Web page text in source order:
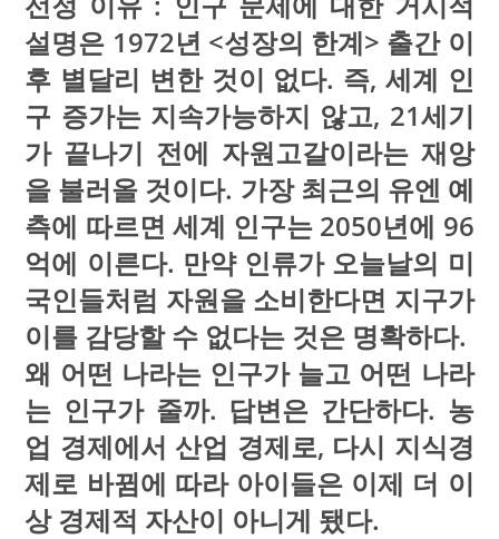
설명은 1972년 <성장의 한계> 출간 이
후 별달리 변한 것이 없다. 즉, 세계 인
구 증가는 지속가능하지 않고, 21세기
가 끝나기 전에 자원고갈이라는 재앙
을 불러올 것이다. 가장 최근의 유엔 예
측에 따르면 세계 인구는 2050년에 96
억에 이른다. 만약 인류가 오늘날의 미
국인들처럼 자원을 소비한다면 지구가
이를 감당할 수 없다는 것은 명확하다.
왜 어떤 나라는 인구가 늘고 어떤 나라
는 인구가 줄까. 답변은 간단하다. 농
업 경제에서 산업 경제로, 다시 지식경
제로 바뀜에 따라 아이들은 이제 더 이
상 경제적 자산이 아니게 됐다.